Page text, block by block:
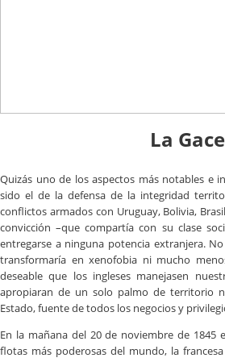
La
Quizás uno de los aspectos más notables e
sido el de la defensa de la integridad
conflictos armados con Uruguay, Bolivia,
convicción –que compartía con su clase
entregarse a ninguna potencia extranjera.
transformaría en xenofobia ni mucho
deseable que los ingleses manejasen
apropiaran de un solo palmo de territorio
Estado, fuente de todos los negocios y
En la mañana del 20 de noviembre de
flotas más poderosas del mundo, la